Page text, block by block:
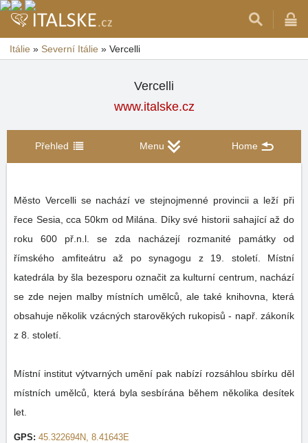
Itálie » Severní Itálie » Vercelli
Vercelli
www.italske.cz
Přehled Menu Home
Město Vercelli se nachází ve stejnojmenné provincii a leží při
řece Sesia, cca 50km od Milána. Díky své historii sahající až do
roku 600 př.n.l. se zda nacházejí rozmanité památky od
římského amfiteátru až po synagogu z 19. století. Místní
katedrála by šla bezesporu označit za kulturní centrum, nachází
se zde nejen malby místních umělců, ale také knihovna, která
obsahuje několik vzácných starověkých rukopisů - např. zákoník
z 8. století.
Místní institut výtvarných umění pak nabízí rozsáhlou sbírku děl
místních umělců, která byla sesbírána během několika desítek
let.
GPS: 45.322694N, 8.41643E